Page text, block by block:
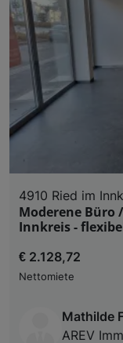
4910 Ried im
Moderene Büro
Innkreis -
€ 2.128,72
Nettomiete
Mathilde
AREV